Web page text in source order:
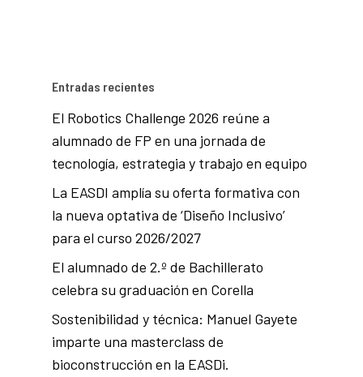
Entradas recientes
El Robotics Challenge 2026 reúne a
alumnado de FP en una jornada de
tecnología, estrategia y trabajo en equipo
La EASDI amplía su oferta formativa con
la nueva optativa de ‘Diseño Inclusivo’
para el curso 2026/2027
El alumnado de 2.º de Bachillerato
celebra su graduación en Corella
Sostenibilidad y técnica: Manuel Gayete
imparte una masterclass de
bioconstrucción en la EASDi.